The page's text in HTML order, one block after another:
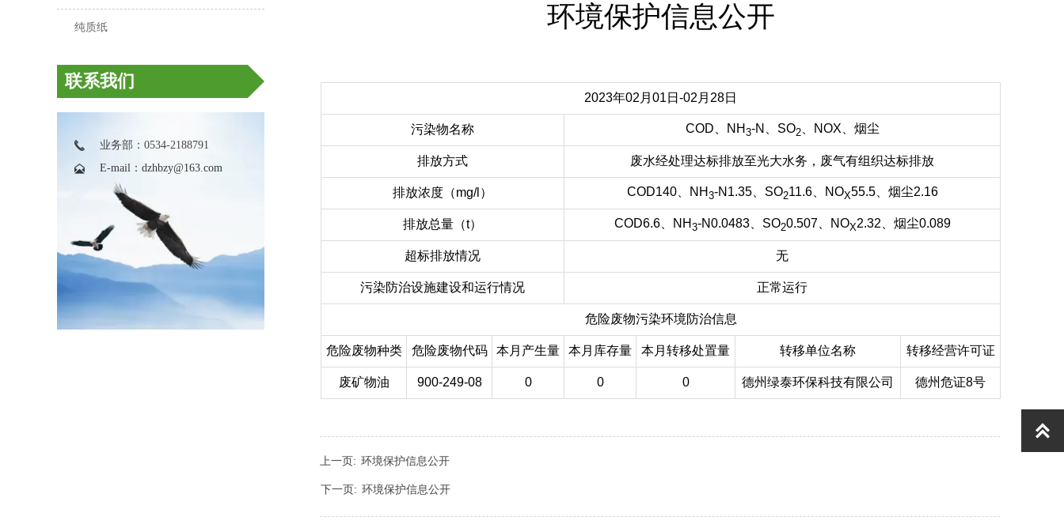
环境保护信息公开
2023年02月01日-02月28日
污染物名称 COD、NH 3-N、SO2、NOX、烟尘
排放方式 废水经处理达标排放至光大水务，废气有组织达标排放
排放浓度（mg/l） COD140、NH 3-N1.35、SO211.6、NOX55.5、烟尘2.16
排放总量（t） COD6.6、NH 3-N0.0483、SO20.507、NOX2.32、烟尘0.089
超标排放情况 无
污染防治设施建设和运行情况 正常运行
危险废物污染环境防治信息
危险废物种类 危险废物代码 本月产生量 本月库存量 本月转移处置量 转移单位名称 转移经营许可证
废矿物油 900-249-08 0 0 0 德州绿泰环保科技有限公司 德州危证8号
上一页: 环境保护信息公开
下一页: 环境保护信息公开
联系我们
 业务部：0534-2188791
 E-mail：dzhbzy@163.com
纯质纸
